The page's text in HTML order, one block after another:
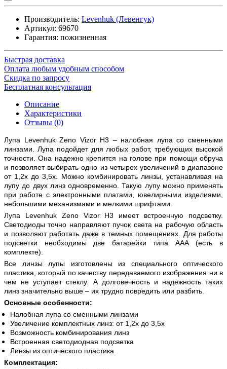
Производитель: Levenhuk (Левенгук)
Артикул: 69670
Гарантия: пожизненная
Быстрая доставка
Оплата любым удобным способом
Скидка по запросу
Бесплатная консультация
Описание
Характеристики
Отзывы (0)
Лупа Levenhuk Zeno Vizor H3 – налобная лупа со сменными
линзами. Лупа подойдет для любых работ, требующих высокой
точности. Она надежно крепится на голове при помощи обруча
и позволяет выбирать одно из четырех увеличений в диапазоне
от 1,2х до 3,5х. Можно комбинировать линзы, устанавливая на
лупу до двух линз одновременно. Такую лупу можно применять
при работе с электронными платами, ювелирными изделиями,
небольшими механизмами и мелкими шрифтами.
Лупа Levenhuk Zeno Vizor H3 имеет встроенную подсветку.
Светодиоды точно направляют пучок света на рабочую область
и позволяют работать даже в темных помещениях. Для работы
подсветки необходимы две батарейки типа ААА (есть в
комплекте).
Все линзы лупы изготовлены из специального оптического
пластика, который по качеству передаваемого изображения ни в
чем не уступает стеклу. А долговечность и надежность таких
линз значительно выше – их трудно повредить или разбить.
Основные особенности:
Налобная лупа со сменными линзами
Увеличение комплектных линз: от 1,2х до 3,5х
Возможность комбинирования линз
Встроенная светодиодная подсветка
Линзы из оптического пластика
Комплектация: